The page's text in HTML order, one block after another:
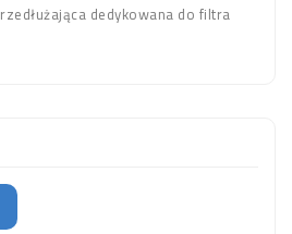
dedykowana do filtra